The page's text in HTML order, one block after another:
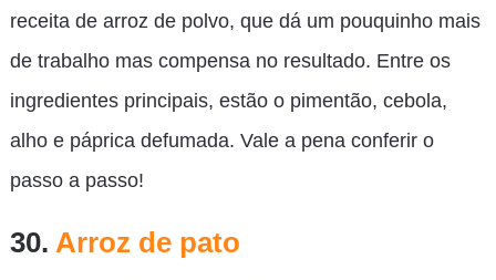
receita de arroz de polvo, que dá um pouquinho mais
de trabalho mas compensa no resultado. Entre os
ingredientes principais, estão o pimentão, cebola,
alho e páprica defumada. Vale a pena conferir o
passo a passo!
30. Arroz de pato